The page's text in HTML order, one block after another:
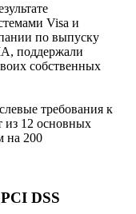
Visa и
по выпуску
поддержали
собственных
требования к
из 12 основных
на 200
DSS